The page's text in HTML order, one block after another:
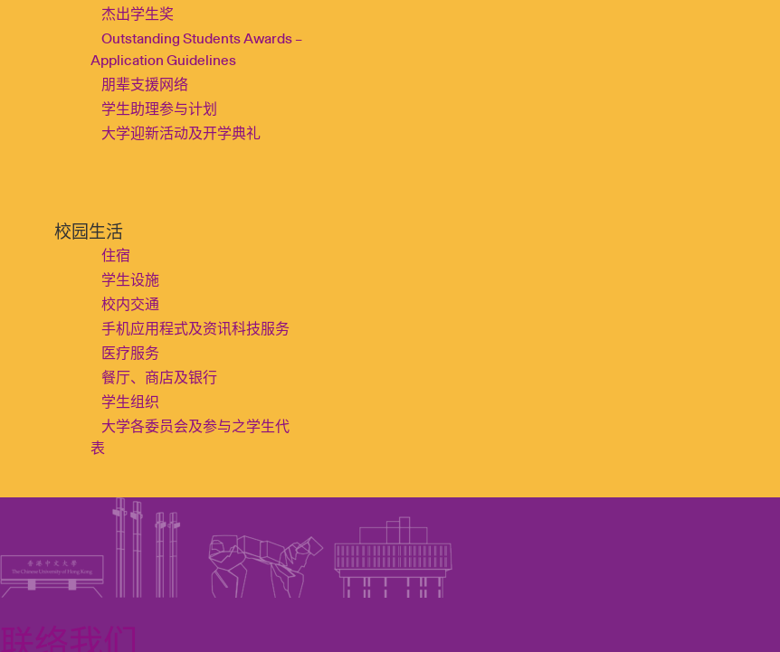
杰出学生奖
Outstanding Students Awards –
Application Guidelines
朋辈支援网络
学生助理参与计划
大学迎新活动及开学典礼
校园生活
住宿
学生设施
校内交通
手机应用程式及资讯科技服务
医疗服务
餐厅、商店及银行
学生组织
大学各委员会及参与之学生代
表